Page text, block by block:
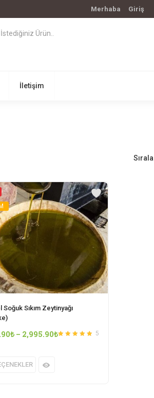
Merhaba Giriş
İletişim
Sırala
Soğuk Sıkım Zeytinyağı
5
₺ – 2,995.90₺